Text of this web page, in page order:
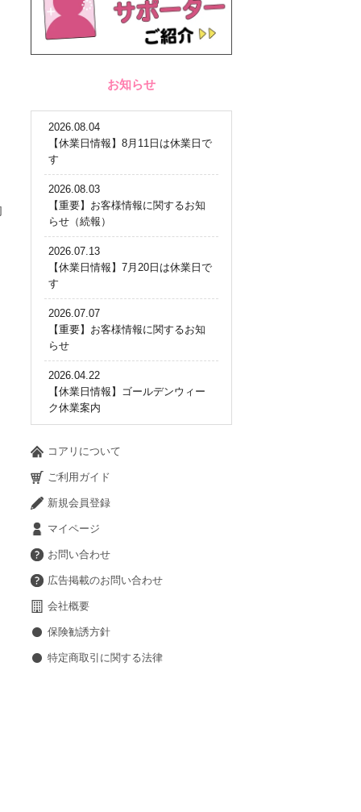
お知らせ
2026.08.04
【休業日情報】8月11日は休業日で
す
2026.08.03
【重要】お客様情報に関するお知
らせ（続報）
2026.07.13
【休業日情報】7月20日は休業日で
す
2026.07.07
【重要】お客様情報に関するお知
らせ
2026.04.22
【休業日情報】ゴールデンウィー
ク休業案内
コアリについて
ご利用ガイド
新規会員登録
マイページ
お問い合わせ
広告掲載のお問い合わせ
会社概要
保険勧誘方針
特定商取引に関する法律